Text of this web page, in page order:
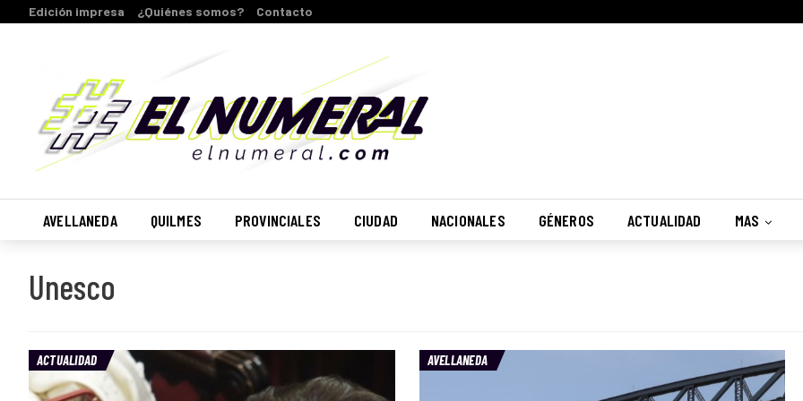
Edición impresa ¿Quiénes somos? Contacto
AVELLANEDA QUILMES PROVINCIALES CIUDAD NACIONALES GÉNEROS ACTUALIDAD MAS
Unesco
ACTUALIDAD AVELLANEDA